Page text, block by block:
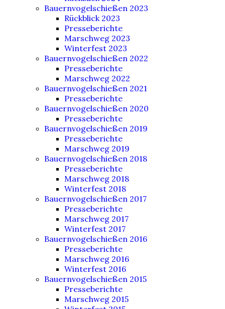
Bauernvogelschießen 2023
Rückblick 2023
Presseberichte
Marschweg 2023
Winterfest 2023
Bauernvogelschießen 2022
Presseberichte
Marschweg 2022
Bauernvogelschießen 2021
Presseberichte
Bauernvogelschießen 2020
Presseberichte
Bauernvogelschießen 2019
Presseberichte
Marschweg 2019
Bauernvogelschießen 2018
Presseberichte
Marschweg 2018
Winterfest 2018
Bauernvogelschießen 2017
Presseberichte
Marschweg 2017
Winterfest 2017
Bauernvogelschießen 2016
Presseberichte
Marschweg 2016
Winterfest 2016
Bauernvogelschießen 2015
Presseberichte
Marschweg 2015